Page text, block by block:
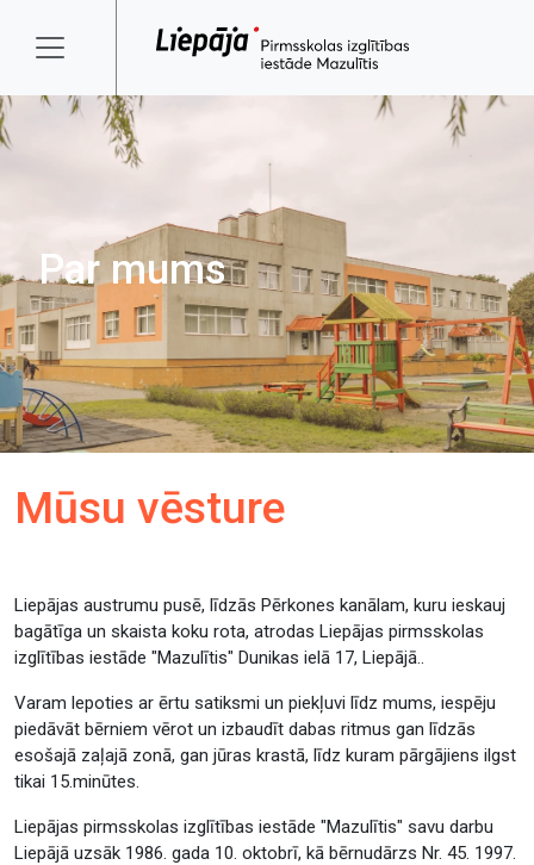
Par mums
Mūsu vēsture
Liepājas austrumu pusē, līdzās Pērkones kanālam, kuru ieskauj
bagātīga un skaista koku rota, atrodas Liepājas pirmsskolas
izglītības iestāde "Mazulītis" Dunikas ielā 17, Liepājā..
Varam lepoties ar ērtu satiksmi un piekļuvi līdz mums, iespēju
piedāvāt bērniem vērot un izbaudīt dabas ritmus gan līdzās
esošajā zaļajā zonā, gan jūras krastā, līdz kuram pārgājiens ilgst
tikai 15.minūtes.
Liepājas pirmsskolas izglītības iestāde "Mazulītis" savu darbu
Liepājā uzsāk 1986. gada 10. oktobrī, kā bērnudārzs Nr. 45. 1997.